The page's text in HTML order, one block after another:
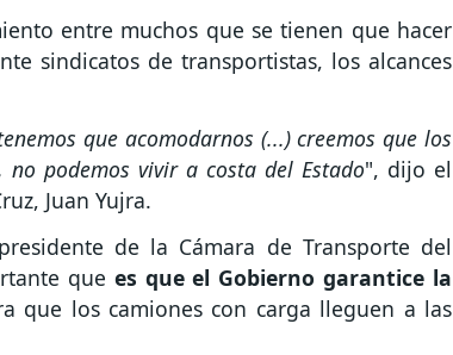
entre muchos que se tienen que hacer
sindicatos de transportistas, los alcances
que acomodarnos (...) creemos que los
podemos vivir a costa del Estado", dijo el
Juan Yujra.
de la Cámara de Transporte del
que es que el Gobierno garantice la
que los camiones con carga lleguen a las